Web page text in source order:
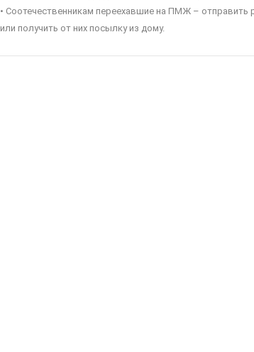
• Соотечественникам переехавшие на ПМЖ – отправить
или получить от них посылку из дому.